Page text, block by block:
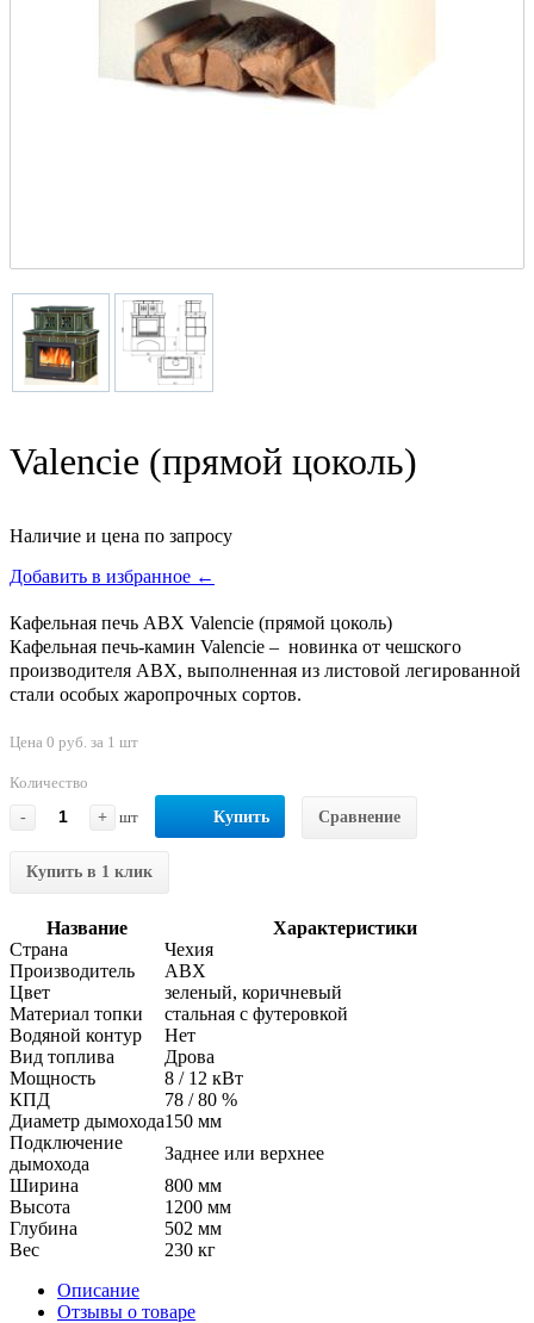
Valencie (прямой цоколь)
Наличие и цена по запросу
Добавить в избранное ←
Кафельная печь ABX Valencie (прямой цоколь)
Кафельная печь-камин Valencie – новинка от чешского
производителя ABX, выполненная из листовой легированной
стали особых жаропрочных сортов.
Цена 0 руб. за 1 шт
Количество
-
+ шт Купить Сравнение
Купить в 1 клик
Название
Характеристики
Страна
Чехия
Производитель
ABX
Цвет
зеленый, коричневый
Материал топки
стальная с футеровкой
Водяной контур
Нет
Вид топлива
Дрова
Мощность
8 / 12 кВт
КПД
78 / 80 %
Диаметр дымохода150 мм
Подключение
дымохода
Заднее или верхнее
Ширина
800 мм
Высота
1200 мм
Глубина
502 мм
Вес
230 кг
Описание
Отзывы о товаре